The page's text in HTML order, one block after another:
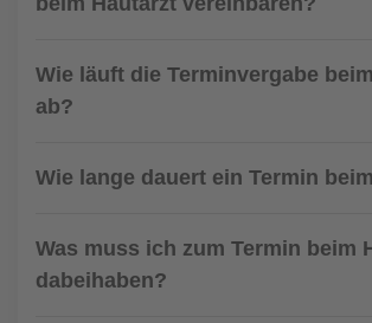
Wie läuft die Terminvergabe
ab?
Wie lange dauert ein Termin
Was muss ich zum Termin beim
dabeihaben?